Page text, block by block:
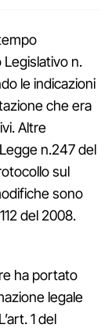
n.
le indicazioni
che era
Altre
n.247 del
sul
sono
del 2008.
ha portato
legale
1 del